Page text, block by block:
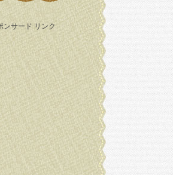
ンサード リンク